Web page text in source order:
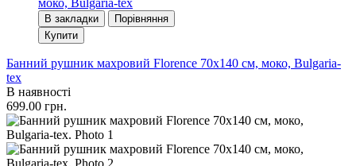
В закладки
Порівняння
Купити
Банний рушник махровий Florence 70x140 см, моко, Bulgaria-
tex
В наявності
699.00 грн.